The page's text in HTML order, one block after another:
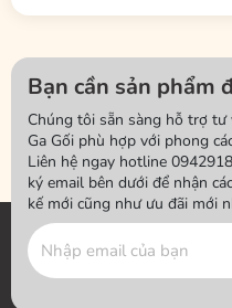
mà là lúc quay về bên trong
Bạn cần sản phẩm
Chúng tôi sẵn sàng hỗ trợ tư
Ga Gối phù hợp với phong
Liên hệ ngay hotline
ký email bên dưới để nhận
kế mới cũng như ưu đãi mới